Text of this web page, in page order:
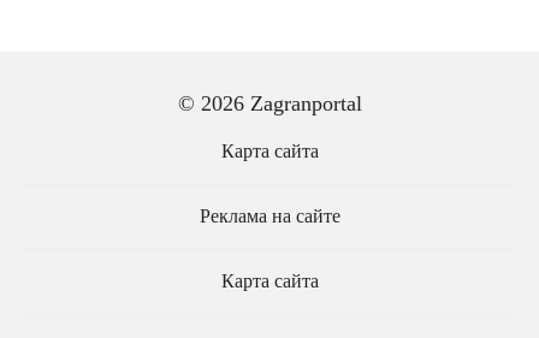
© 2026 Zagranportal
Карта сайта
Реклама на сайте
Карта сайта